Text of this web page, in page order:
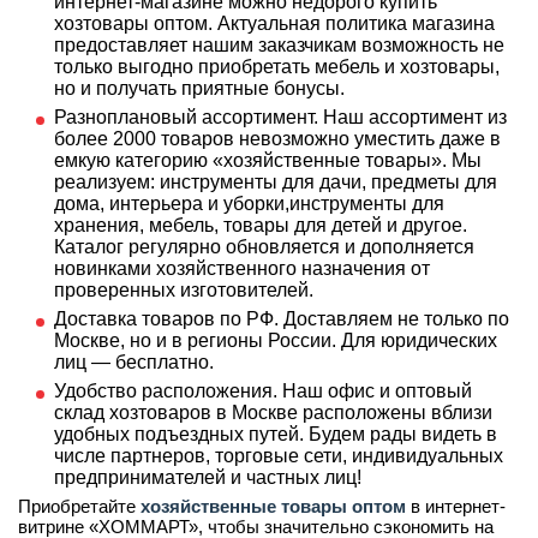
хозтовары оптом. Актуальная политика магазина
предоставляет нашим заказчикам возможность не
только выгодно приобретать мебель и хозтовары,
но и получать приятные бонусы.
Разноплановый ассортимент. Наш ассортимент из
более 2000 товаров невозможно уместить даже в
емкую категорию «хозяйственные товары». Мы
реализуем: инструменты для дачи, предметы для
дома, интерьера и уборки,инструменты для
хранения, мебель, товары для детей и другое.
Каталог регулярно обновляется и дополняется
новинками хозяйственного назначения от
проверенных изготовителей.
Доставка товаров по РФ. Доставляем не только по
Москве, но и в регионы России. Для юридических
лиц — бесплатно.
Удобство расположения. Наш офис и оптовый
склад хозтоваров в Москве расположены вблизи
удобных подъездных путей. Будем рады видеть в
числе партнеров, торговые сети, индивидуальных
предпринимателей и частных лиц!
Приобретайте хозяйственные товары оптом в интернет-
витрине «ХОММАРТ», чтобы значительно сэкономить на